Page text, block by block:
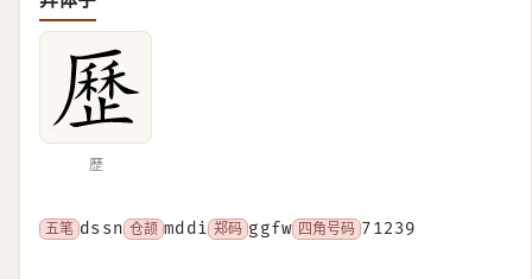
歷
五笔 dssn 仓颉 mddi 郑码 ggfw 四角号码 71239